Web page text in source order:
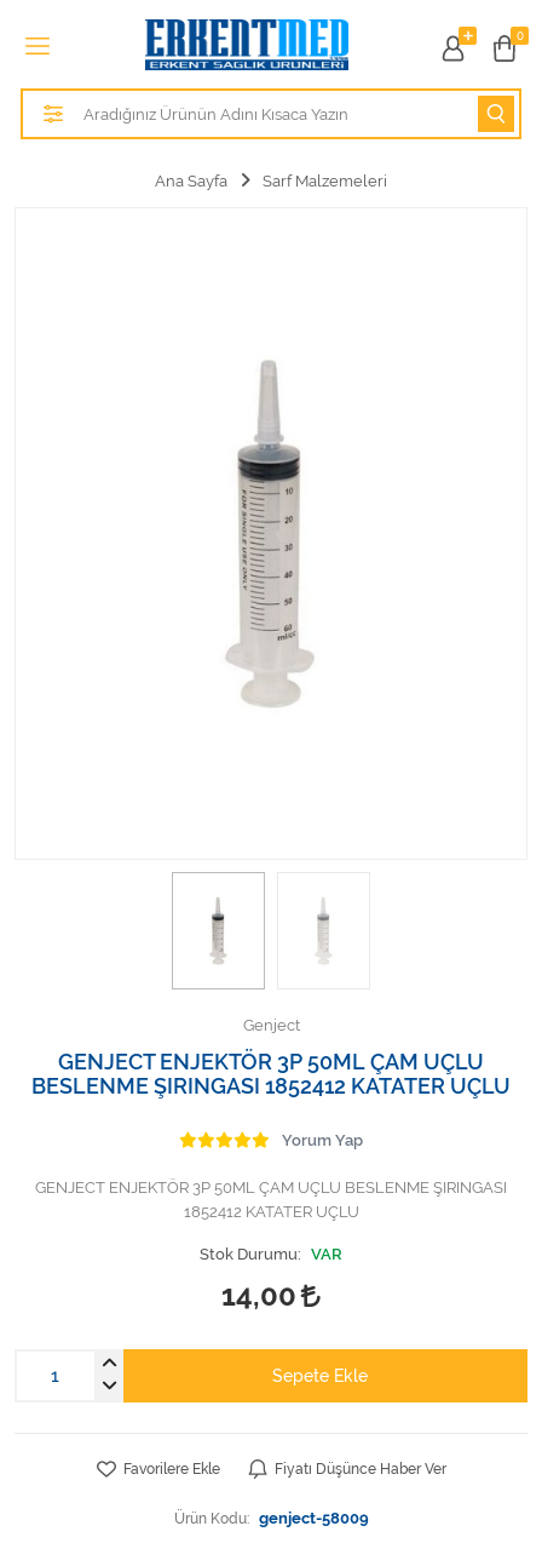
0
Tüm Kategoriler
Alezler
Varis Çorapları
Ana Sayfa Sarf Malzemeleri
Genject
GENJECT ENJEKTÖR 3P 50ML ÇAM UÇLU
BESLENME ŞIRINGASI 1852412 KATATER UÇLU
Yorum Yap
GENJECT ENJEKTÖR 3P 50ML ÇAM UÇLU BESLENME ŞIRINGASI
1852412 KATATER UÇLU
Stok Durumu: VAR
14,00
Sepete Ekle
Favorilere Ekle Fiyatı Düşünce Haber Ver
Ürün Kodu: genject-58009